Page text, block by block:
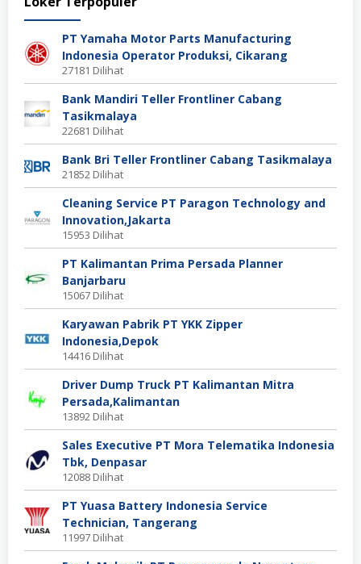
PT Yamaha Motor Parts Manufacturing
Indonesia Operator Produksi, Cikarang
27181 Dilihat
Bank Mandiri Teller Frontliner Cabang
Tasikmalaya
22681 Dilihat
Bank Bri Teller Frontliner Cabang Tasikmalaya
21852 Dilihat
Cleaning Service PT Paragon Technology and
Innovation,Jakarta
15953 Dilihat
PT Kalimantan Prima Persada Planner
Banjarbaru
15067 Dilihat
Karyawan Pabrik PT YKK Zipper
Indonesia,Depok
14416 Dilihat
Driver Dump Truck PT Kalimantan Mitra
Persada,Kalimantan
13892 Dilihat
Sales Executive PT Mora Telematika Indonesia
Tbk, Denpasar
12088 Dilihat
PT Yuasa Battery Indonesia Service
Technician, Tangerang
11997 Dilihat